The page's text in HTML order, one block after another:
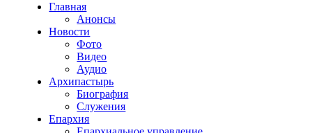
Главная
Анонсы
Новости
Фото
Видео
Аудио
Архипастырь
Биография
Служения
Епархия